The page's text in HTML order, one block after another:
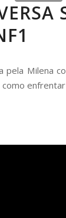
pela Milena